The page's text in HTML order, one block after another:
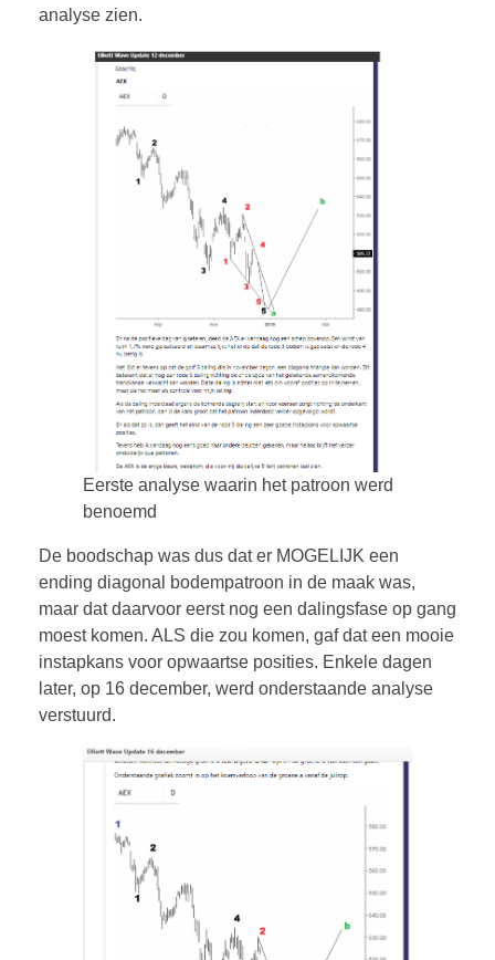
analyse zien.
Eerste analyse waarin het patroon werd
benoemd
De boodschap was dus dat er MOGELIJK een
ending diagonal bodempatroon in de maak was,
maar dat daarvoor eerst nog een dalingsfase op gang
moest komen. ALS die zou komen, gaf dat een mooie
instapkans voor opwaartse posities. Enkele dagen
later, op 16 december, werd onderstaande analyse
verstuurd.